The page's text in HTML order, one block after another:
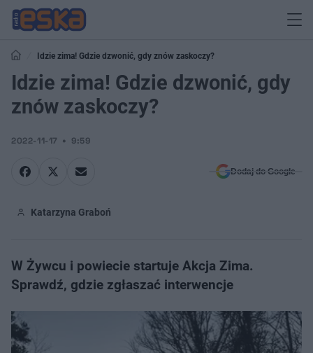
Idzie zima! Gdzie dzwonić, gdy znów zaskoczy?
Idzie zima! Gdzie dzwonić, gdy
znów zaskoczy?
2022-11-17 9:59
Dodaj do Google
Katarzyna Graboń
W Żywcu i powiecie startuje Akcja Zima.
Sprawdź, gdzie zgłaszać interwencje